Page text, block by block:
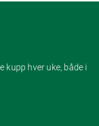
kupp hver uke, både i